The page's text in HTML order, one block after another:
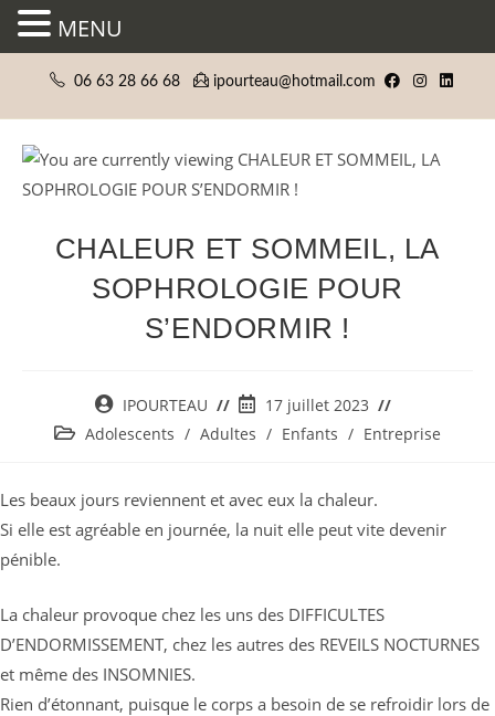
Skip
content
06 63 28 66 68 ipourteau@hotmail.com
CHALEUR ET SOMMEIL, LA
SOPHROLOGIE POUR
S’ENDORMIR !
Auteur/autrice
de
IPOURTEAU
Publication
publiée :
17 juillet 2023
Post Adolescents / Adultes / Enfants / Entreprise
Les beaux jours reviennent et avec eux la chaleur.
Si elle est agréable en journée, la nuit elle peut vite devenir
pénible.
La chaleur provoque chez les uns des DIFFICULTES
D’ENDORMISSEMENT, chez les autres des REVEILS NOCTURNES
et même des INSOMNIES.
Rien d’étonnant, puisque le corps a besoin de se refroidir lors de
MENU